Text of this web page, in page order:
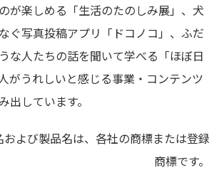
が楽しめる「生活のたのしみ展」、犬
ぐ写真投稿アプリ「ドコノコ」、ふだ
な人たちの話を聞いて学べる「ほぼ日
がうれしいと感じる事業・コンテンツ
出しています。
よび製品名は、各社の商標または登録
商標です。